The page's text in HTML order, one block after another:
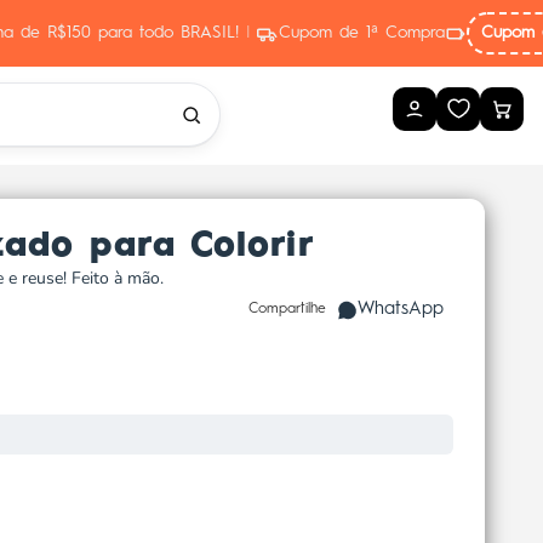
de R$150 para todo BRASIL! Cupom de 1ª Compra Cupom
para Colorir
reuse! Feito à mão.
Compartilhe WhatsApp